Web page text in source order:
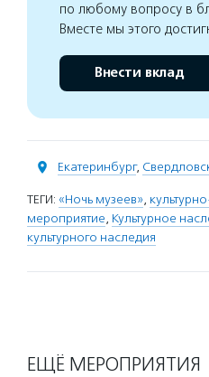
по любому вопросу в
Вместе мы этого
Внести вклад
Екатеринбург,
ТЕГИ: «Ночь музеев»,
мероприятие, Культурное
культурного наследия
ЕЩЁ МЕРОПРИЯТИЯ